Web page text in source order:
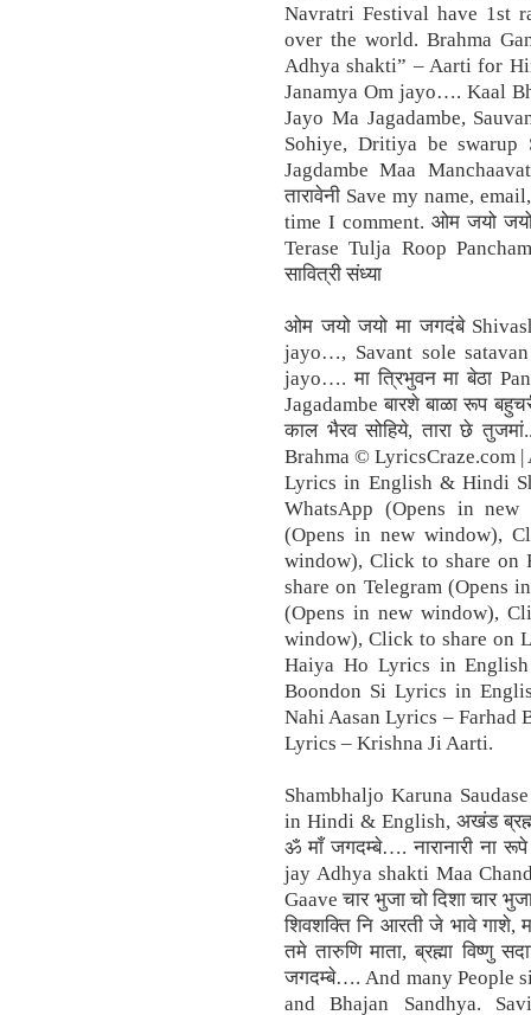
Navratri Festival have 1st
over the world. Brahma
Adhya shakti” – Aarti for
Janamya Om jayo…. Kaal
Jayo Ma Jagadambe,
Sohiye, Dritiya be
Jagdambe Maa
तारावेनी Save my name,
time I comment. ओम जयो
Terase Tulja Roop
सावित्री संध्या
ओम जयो जयो मा जगदंबे
jayo…, Savant sole
jayo…. मा त्रिभुवन मा बेठा
Jagadambe बारशे बाळा रूप
काल भैरव सोहिये, तारा छे
Brahma © LyricsCraze.com
Lyrics in English & Hindi
WhatsApp (Opens in
(Opens in new window),
window), Click to share on
share on Telegram (Opens
(Opens in new window),
window), Click to share on
Haiya Ho Lyrics in
Boondon Si Lyrics in
Nahi Aasan Lyrics –
Lyrics – Krishna Ji Aarti.
Shambhaljo Karuna
in Hindi & English, अखंड
ॐ माँ जगदम्बे…. नारानारी ना
jay Adhya shakti Maa
Gaave चार भुजा चो दिशा चार
शिवशक्ति नि आरती जे भावे गाशे,
तमे तारुणि माता, ब्रह्मा
जगदम्बे…. And many People
and Bhajan Sandhya.